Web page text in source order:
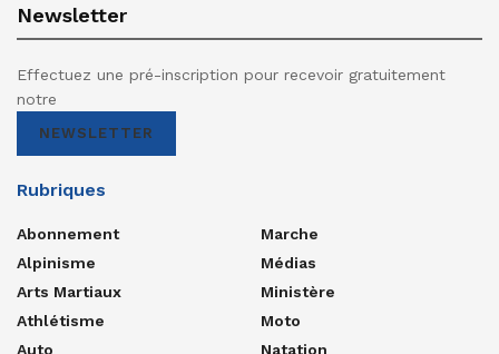
Newsletter
Effectuez une pré-inscription pour recevoir gratuitement
notre
NEWSLETTER
Rubriques
Abonnement
Alpinisme
Arts Martiaux
Athlétisme
Auto
Marche
Médias
Ministère
Moto
Natation